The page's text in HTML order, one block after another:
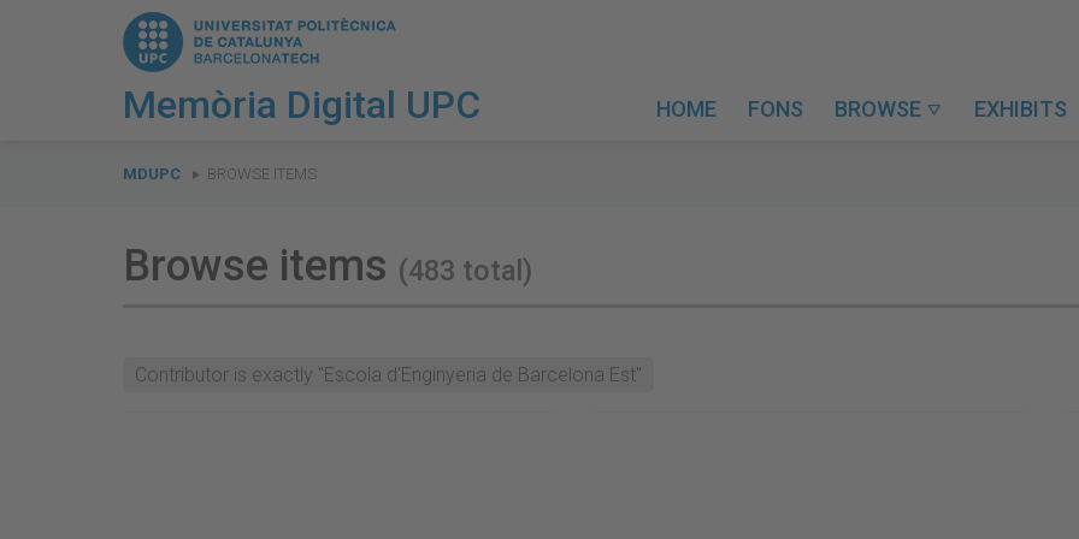
Memòria Digital UPC HOME FONS BROWSE  EXHIBITS
are
MDUPC BROWSE ITEMS
Browse items (483 total)
Contributor is exactly "Escola d'Enginyeria de Barcelona Est"